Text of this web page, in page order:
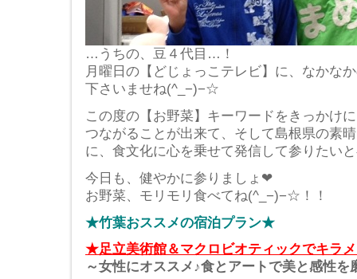
…うちの、豆４代目…！
月曜日の【どじょっこテレビ】に、なかな
下さいませね(^_−)−☆
この度の【お野菜】キーワードをきっかけ
つながることが出来て、そして島根県の素
に、食文化に心を乗せて発信して参りたい
今日も、健やかに参りましょ❤
お野菜、モリモリ食べてね(^_−)−☆！！
★竹葉おススメの宿泊プラン★
★足立美術館＆マクロビオティックでキラ
～女性にオススメ♪食とアートで美と感性を